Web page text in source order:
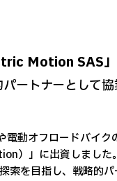
Motion SAS
ートナーとして
動オフロードバイ
）」に出資しました
を目指し、戦略的